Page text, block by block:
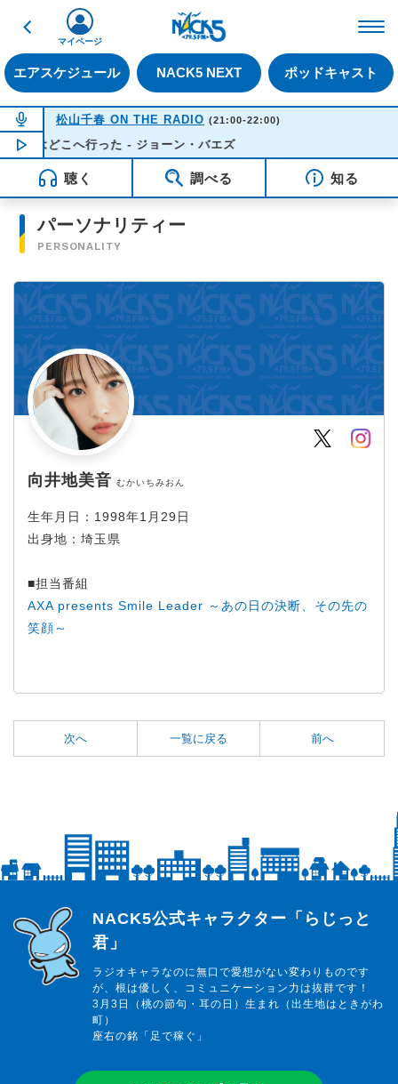
戻る
エアスケジュール NACK5 NEXT ポッドキャスト
マイページ
NOW ON AIR
松山千春 ON THE RADIO (21:00-22:00)
NOW PLAYING 21:28
花はどこへ行った - ジョーン・バエズ
聴く 調べる 知る
パーソナリティー
PERSONALITY
Twitter
向井地美音 むかいちみおん
生年月日：1998年1月29日
出身地：埼玉県
■担当番組
AXA presents Smile Leader ～あの日の決断、その先の
笑顔～
次へ 一覧に戻る 前へ
らじっと君
NACK5公式キャラクター「らじっと
君」
ラジオキャラなのに無口で愛想がない変わりものです
が、根は優しく、コミュニケーション力は抜群です！
3月3日（桃の節句・耳の日）生まれ（出生地はときがわ
町）
座右の銘「足で稼ぐ」